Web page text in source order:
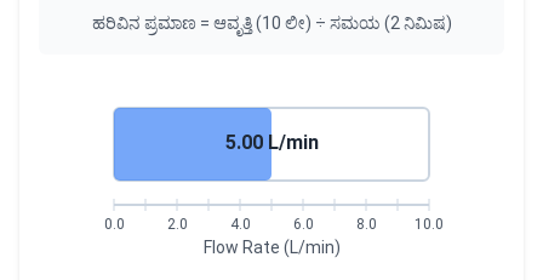
ಹರಿವಿನ ಪ್ರಮಾಣ = ಆವೃತ್ತಿ (10 ಲೀ) ÷ ಸಮಯ (2 ನಿಮಿಷ)
5.00 L/min
0.0 2.0 4.0 6.0 8.0 10.0
Flow Rate (L/min)